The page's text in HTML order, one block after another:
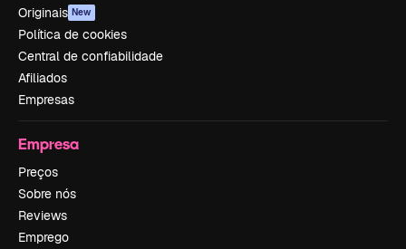
Originais New
Política de cookies
Central de confiabilidade
Afiliados
Empresas
Empresa
Preços
Sobre nós
Reviews
Emprego